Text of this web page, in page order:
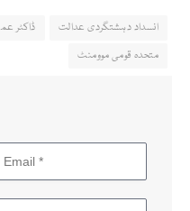
انسداد دہشتگردی عدالت ڈاکٹر
متحدہ قومی موومنٹ